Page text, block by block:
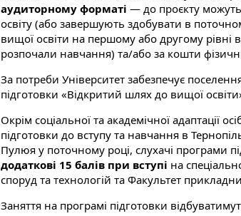
аудиторному форматі — до проєкту
освіту (або завершують здобувати в
вищої освіти на першому або другому рівні
розпочали навчання) та/або за кошти
За потреби Університет забезпечує
підготовки «Відкритий шлях до вищої
Окрім соціальної та академічної адаптації
підготовки до вступу та навчання в
Пулюя у поточному році, слухачі програми
додаткові 15 балів при вступі на
споруд та технологій та Факультет
Заняття на програмі підготовки